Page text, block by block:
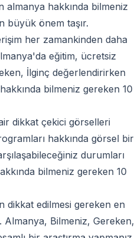
almanya hakkında bilmeniz
büyük önem taşır.
her zamankinden daha
eğitim, ücretsiz
İlginç değerlendirirken
bilmeniz gereken 10
dikkat çekici görselleri
hakkında görsel bir
durumları
bilmeniz gereken 10
dikkat edilmesi gereken en
Bilmeniz, Gereken,